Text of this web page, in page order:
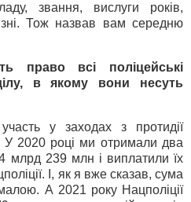
звання, вислуги років,
Тож назвав вам середню
право всі поліцейські
в якому вони несуть
у заходах з протидії
У 2020 році ми отримали два
млрд 239 млн і виплатили їх
І, як я вже сказав, сума
А 2021 року Нацполіції